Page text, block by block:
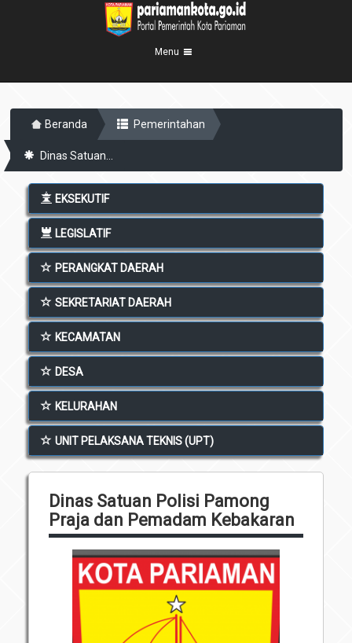
Menu
Profil Kota
Sejarah
Geografis
Legislatif
Perangkat Daerah
Sekretariat Daerah
Kecamatan
Desa
Informasi
Layanan
Agenda
Pengumuman
Penghargaan
Beranda Pemerintahan
Dinas Satuan...
EKSEKUTIF
LEGISLATIF
PERANGKAT DAERAH
SEKRETARIAT DAERAH
KECAMATAN
DESA
KELURAHAN
UNIT PELAKSANA TEKNIS (UPT)
Dinas Satuan Polisi Pamong
Praja dan Pemadam Kebakaran